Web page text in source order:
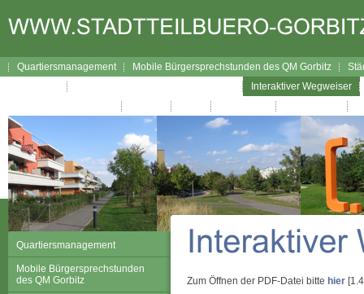
Quartiersmanagement Mobile Bürgersprechstunden des QM Gorbitz
Interaktiver Wegweiser
Quartiersmanagement
Mobile Bürgersprechstunden
des QM Gorbitz
Zum Öffnen der PDF-Datei bitte hier